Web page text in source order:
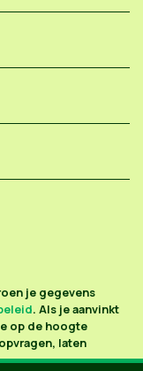
je gegevens
. Als je aanvinkt
op de hoogte
laten